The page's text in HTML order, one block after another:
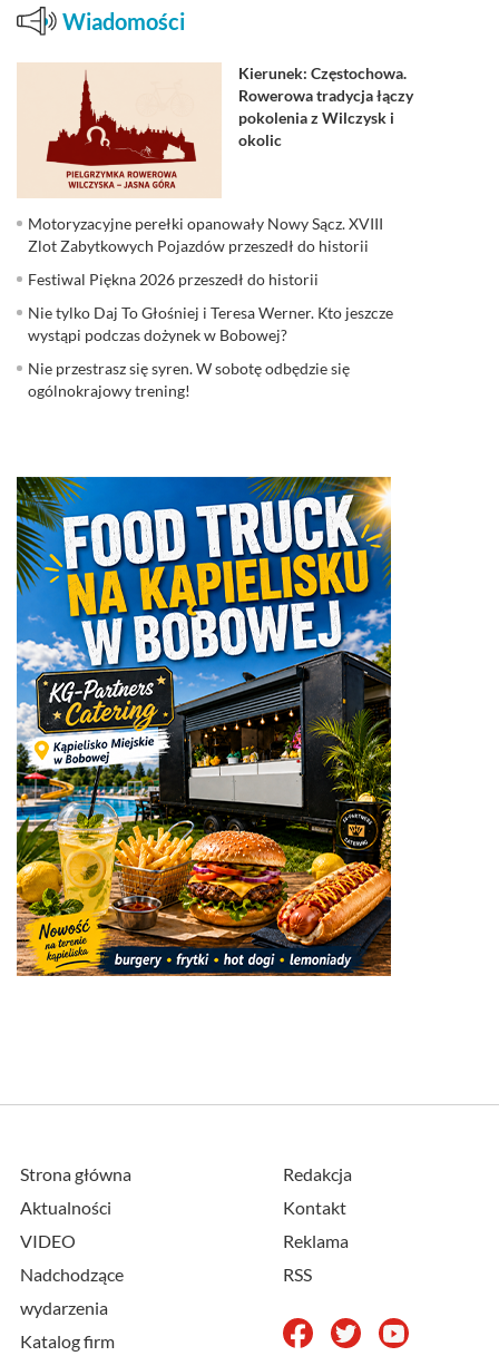
Wiadomości
Kierunek: Częstochowa.
Rowerowa tradycja łączy
pokolenia z Wilczysk i
okolic
Motoryzacyjne perełki opanowały Nowy Sącz. XVIII
Zlot Zabytkowych Pojazdów przeszedł do historii
Festiwal Piękna 2026 przeszedł do historii
Nie tylko Daj To Głośniej i Teresa Werner. Kto jeszcze
wystąpi podczas dożynek w Bobowej?
Nie przestrasz się syren. W sobotę odbędzie się
ogólnokrajowy trening!
Strona główna
Aktualności
VIDEO
Nadchodzące
wydarzenia
Katalog firm
Redakcja
Kontakt
Reklama
RSS